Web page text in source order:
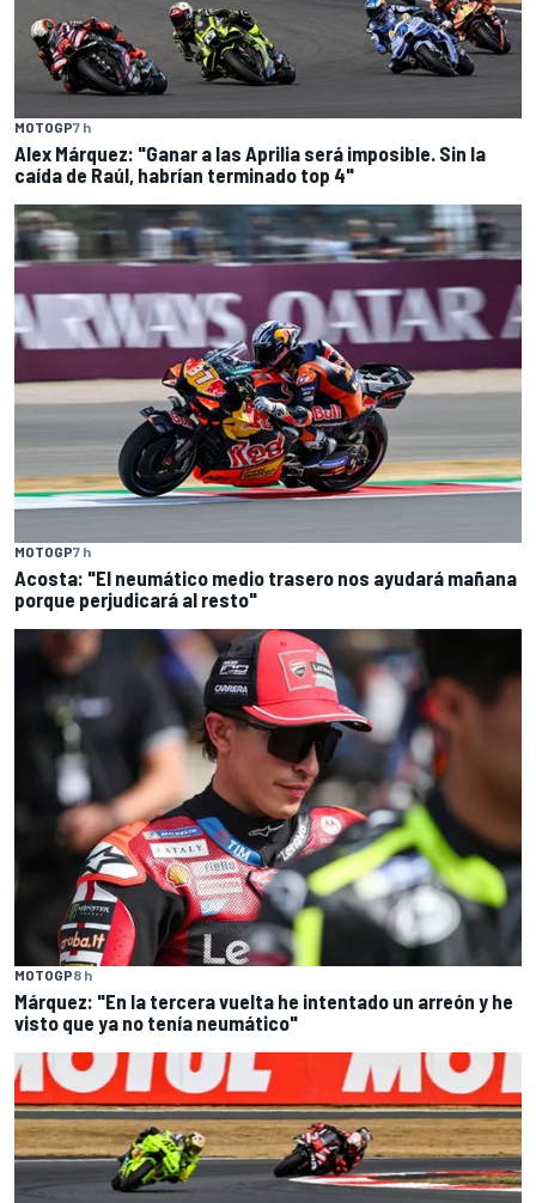
MOTOGP7 h
Alex Márquez: "Ganar a las Aprilia será imposible. Sin la
caída de Raúl, habrían terminado top 4"
MOTOGP7 h
Acosta: "El neumático medio trasero nos ayudará mañana
porque perjudicará al resto"
MOTOGP8 h
Márquez: "En la tercera vuelta he intentado un arreón y he
visto que ya no tenía neumático"